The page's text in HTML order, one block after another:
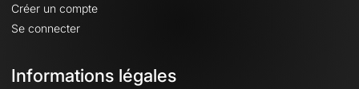
Créer un compte
Se connecter
Informations légales